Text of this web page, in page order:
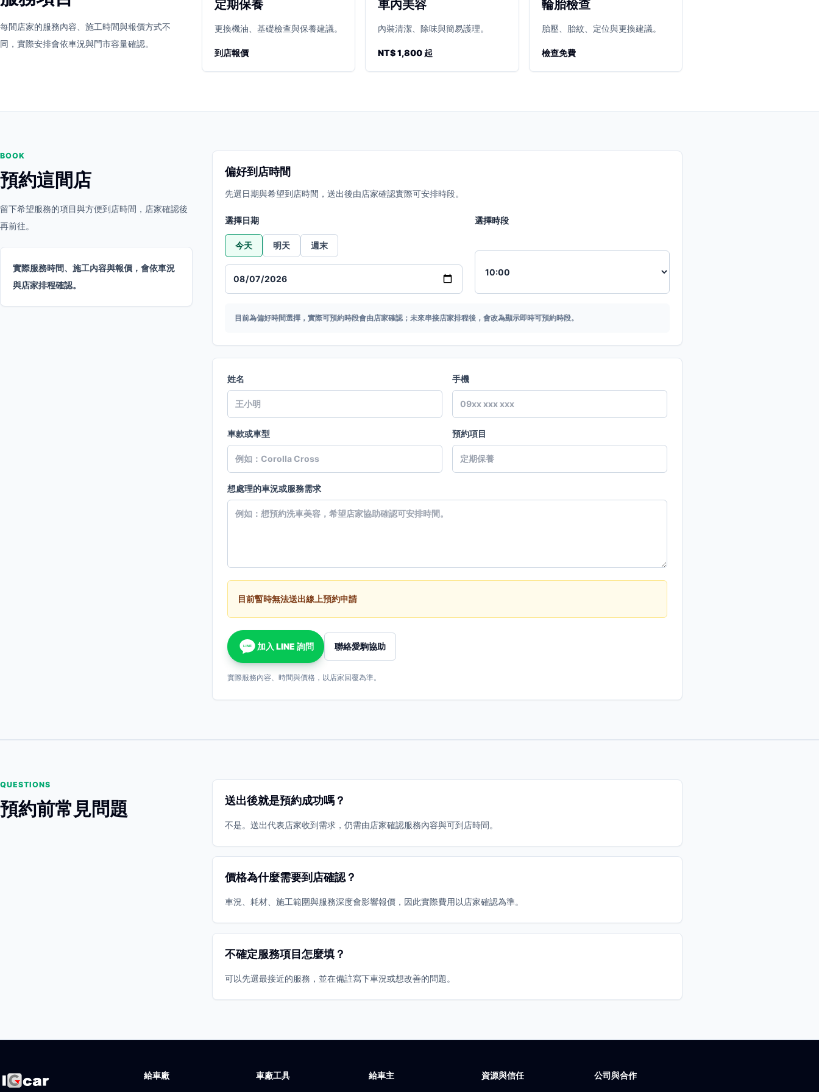
立即預約 開啟地圖 其他店家
每間店家的服務內容、施工時間與報價方式不
同，實際安排會依車況與門市容量確認。
定期保養
更換機油、基礎檢查與保養建議。
到店報價
車內美容
內裝清潔、除味與簡易護理。
NT$ 1,800 起
輪胎檢查
胎壓、胎紋、定位與更換建議。
檢查免費
BOOK
預約這間店
留下希望服務的項目與方便到店時間，店家確認後
再前往。
實際服務時間、施工內容與報價，會依車況
與店家排程確認。
偏好到店時間
先選日期與希望到店時間，送出後由店家確認實際可安排時段。
選擇日期
今天 明天 週末
選擇時段
目前為偏好時間選擇，實際可預約時段會由店家確認；未來串接店家排程後，會改為顯示即時可預約時段。
姓名 手機
車款或車型 預約項目
想處理的車況或服務需求
目前暫時無法送出線上預約申請
LINE 加入 LINE 詢問 聯絡愛駒協助
實際服務內容、時間與價格，以店家回覆為準。
QUESTIONS
預約前常見問題 送出後就是預約成功嗎？
不是。送出代表店家收到需求，仍需由店家確認服務內容與可到店時間。
價格為什麼需要到店確認？
車況、耗材、施工範圍與服務深度會影響報價，因此實際費用以店家確認為準。
不確定服務項目怎麼填？
可以先選最接近的服務，並在備註寫下車況或想改善的問題。
給車廠 車廠工具 給車主 資源與信任 公司與合作